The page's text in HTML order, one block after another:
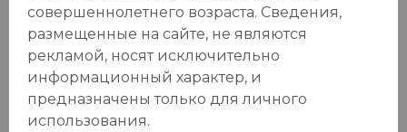
области выращивания солода,
ферментации и пивоварения внесла
огромный вклад в развитие рынка пива.
Именно ей принадлежит открытие в 1883
году "чистых дрожжей", которые сегодня
совершеннолетнего возраста. Сведения,
размещенные на сайте, не являются
рекламой, носят исключительно
информационный характер, и
предназначены только для личного
использования.